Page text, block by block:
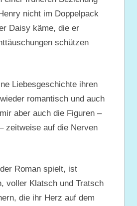
nicht im Doppelpack
Daisy käme, die er
schützen
Liebesgeschichte ihren
romantisch und auch
aber auch die Figuren –
zeitweise auf die Nerven
Roman spielt, ist
voller Klatsch und Tratsch
die ihr Herz auf dem